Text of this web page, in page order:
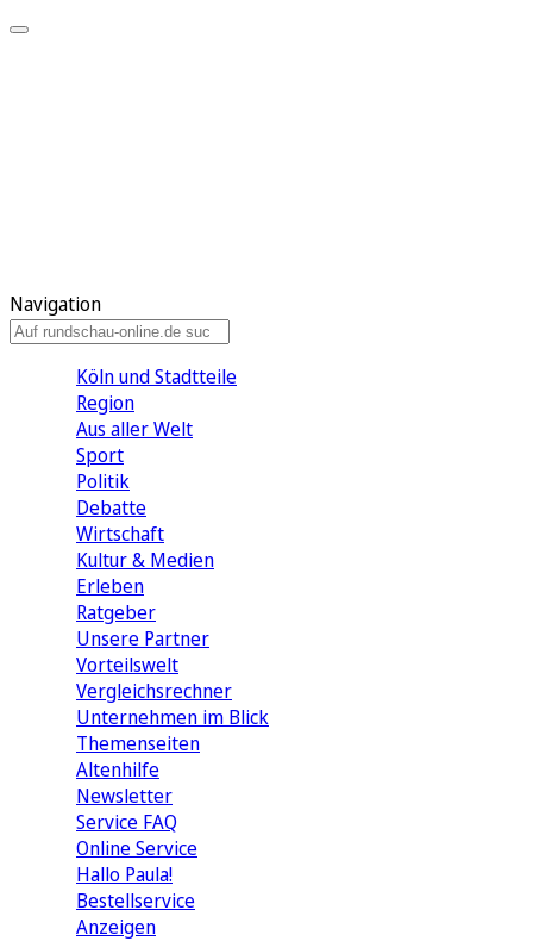
Navigation
Köln und Stadtteile
Region
Aus aller Welt
Sport
Politik
Debatte
Wirtschaft
Kultur & Medien
Erleben
Ratgeber
Unsere Partner
Vorteilswelt
Vergleichsrechner
Unternehmen im Blick
Themenseiten
Altenhilfe
Newsletter
Service FAQ
Online Service
Hallo Paula!
Bestellservice
Anzeigen